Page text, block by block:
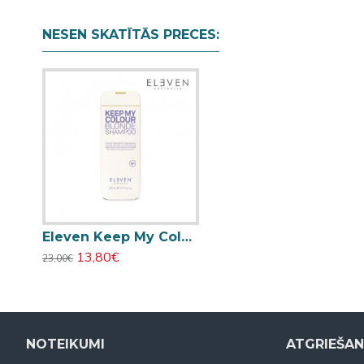
NESEN SKATĪTĀS PRECES:
Eleven Keep My Colour Blonde tonējošs šampūns blondiem matiem 300ml
23,00€ 13,80€
NOTEIKUMI